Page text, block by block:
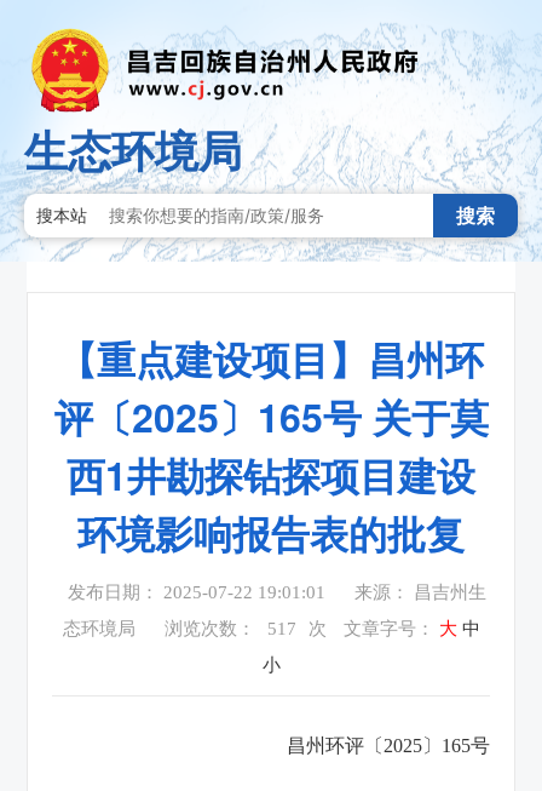
生态环境局
搜本站 搜索
【重点建设项目】​昌州环
评〔2025〕165号 关于莫
西1井勘探钻探项目建设
环境影响报告表的批复
发布日期： 2025-07-22 19:01:01
来源： 昌吉州生
态环境局
浏览次数： 517 次 文章字号： 大 中
小
昌州环评〔2025〕165号